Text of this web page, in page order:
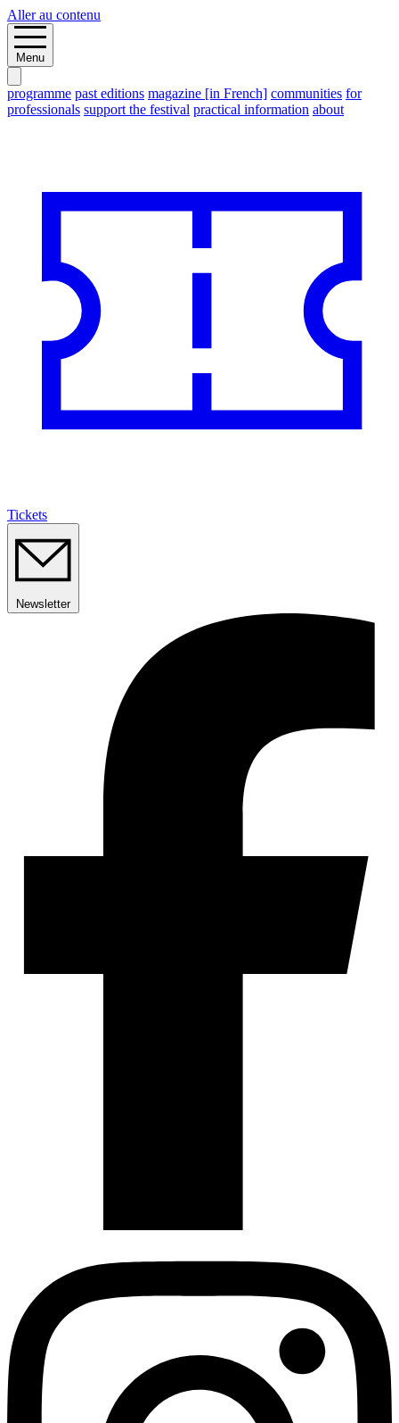
Aller au contenu
Menu
programme past editions magazine [in French] communities for
professionals support the festival practical information about
Tickets
Newsletter